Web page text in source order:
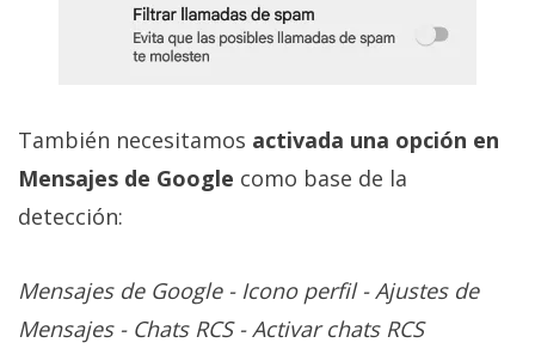
También necesitamos activada una opción en
Mensajes de Google como base de la
detección:
Mensajes de Google - Icono perfil - Ajustes de
Mensajes - Chats RCS - Activar chats RCS